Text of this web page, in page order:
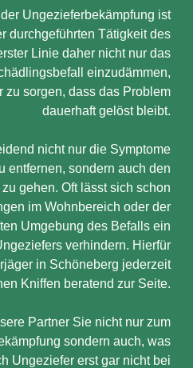
Ungezieferbekämpfung ist
durchgeführten Tätigkeit des
Linie daher nicht nur das
einzudämmen,
zu sorgen, dass das Problem
dauerhaft gelöst bleibt.
nicht nur die Symptome
entfernen, sondern auch den
gehen. Oft lässt sich schon
im Wohnbereich oder der
Umgebung des Befalls ein
verhindern. Hierfür
in Schöneberg jederzeit
Kniffen beratend zur Seite.
Partner Sie nicht nur zum
sondern auch, was
Ungeziefer erst gar nicht bei